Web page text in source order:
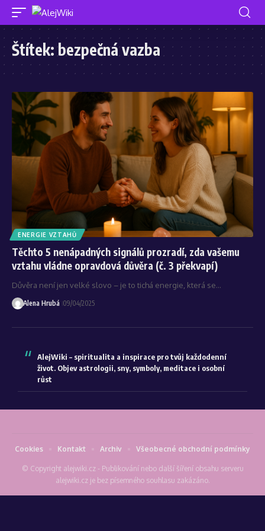
Štítek:bezpečná vazba
ENERGIE VZTAHŮ
Těchto 5 nenápadných signálů prozradí, zda vašemu
vztahu vládne opravdová důvěra (č. 3 překvapí)
Důvěra není jen velké slovo – je to tichá energie, která se…
Alena Hrubá 09/04/2025
AlejWiki – spiritualita a inspirace pro tvůj každodenní
život. Objev astrologii, sny, symboly, meditace i osobní
růst
© Copyright alejwiki.cz - Publikování nebo další šíření obsahu serveru
alejwiki.cz je bez písemného souhlasu zakázáno.
Cookies Kontakt Archiv Všeobecné obchodní podmínky